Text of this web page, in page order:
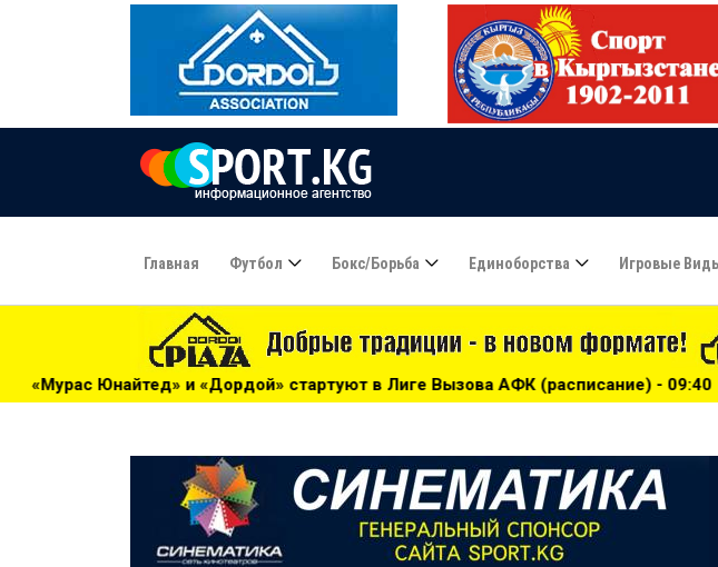
Главная Футбол Бокс/борьба Единоборства Игровые
стартуют в Лиге Вызова АФК (расписание) - 09:40 ***В Чолпон-Ате пройдет